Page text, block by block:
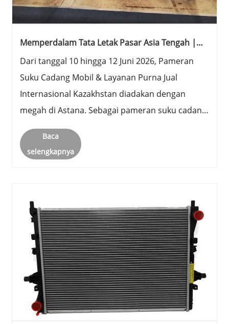
Memperdalam Tata Letak Pasar Asia Tengah |
Cadang Mobil Internasional Astana 2026
Dari tanggal 10 hingga 12 Juni 2026, Pameran
Suku Cadang Mobil & Layanan Purna Jual
Internasional Kazakhstan diadakan dengan
megah di Astana. Sebagai pameran suku cadang
mobil profesional terkemuka di Asia Tengah,
pameran ini mengumpulkan perusahaan suku
cadang mobil global berkualitas tinggi dan
Baca
selengkapnya